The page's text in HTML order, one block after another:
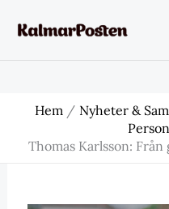
Hem Nyheter &
Thomas Karlsson: